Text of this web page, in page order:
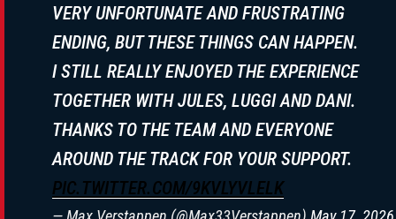
Mercedes Räumt Mit Den Größten
VERY UNFORTUNATE AND FRUSTRATING
ENDING, BUT THESE THINGS CAN HAPPEN.
I STILL REALLY ENJOYED THE EXPERIENCE
TOGETHER WITH JULES, LUGGI AND DANI.
THANKS TO THE TEAM AND EVERYONE
AROUND THE TRACK FOR YOUR SUPPORT.
PIC.TWITTER.COM/9KVLYVLELK